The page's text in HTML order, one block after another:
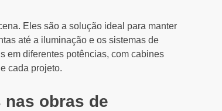
Eles são a solução ideal para manter
até a iluminação e os sistemas de
em diferentes potências, com cabines
cada projeto.
obras de